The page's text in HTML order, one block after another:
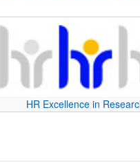
HR Excellence in